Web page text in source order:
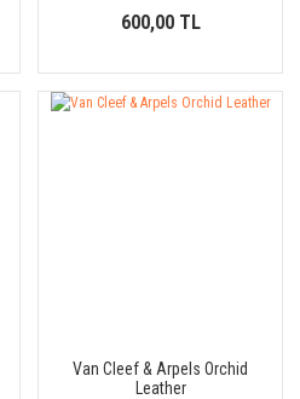
600,00 TL
Van Cleef & Arpels Orchid
Leather